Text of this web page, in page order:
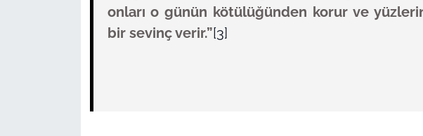
onları o günün kötülüğünden korur ve
bir sevinç verir.”[3]